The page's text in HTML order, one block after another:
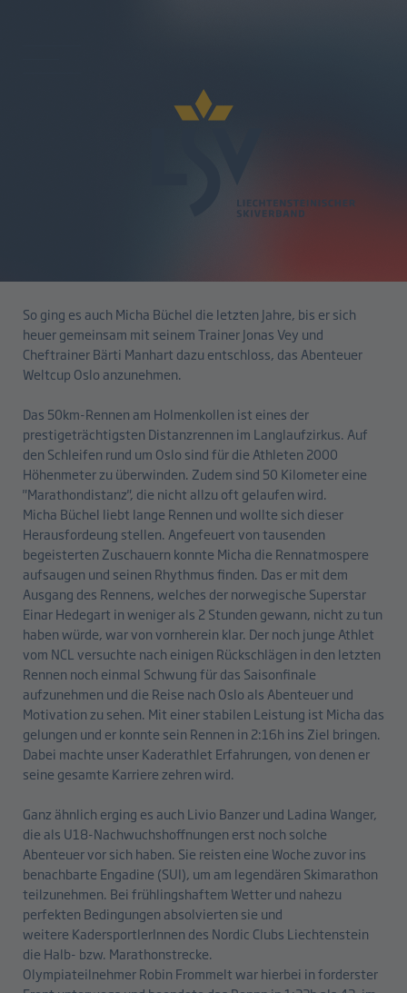
als Langläufer erleben!
So ging es auch Micha Büchel die letzten Jahre, bis er sich
heuer gemeinsam mit seinem Trainer Jonas Vey und
Cheftrainer Bärti Manhart dazu entschloss, das Abenteuer
Weltcup Oslo anzunehmen.
Das 50km-Rennen am Holmenkollen ist eines der
prestigeträchtigsten Distanzrennen im Langlaufzirkus. Auf
den Schleifen rund um Oslo sind für die Athleten 2000
Höhenmeter zu überwinden. Zudem sind 50 Kilometer eine
"Marathondistanz", die nicht allzu oft gelaufen wird.
Micha Büchel liebt lange Rennen und wollte sich dieser
Herausfordeung stellen. Angefeuert von tausenden
begeisterten Zuschauern konnte Micha die Rennatmospere
aufsaugen und seinen Rhythmus finden. Das er mit dem
Ausgang des Rennens, welches der norwegische Superstar
Einar Hedegart in weniger als 2 Stunden gewann, nicht zu tun
haben würde, war von vornherein klar. Der noch junge Athlet
vom NCL versuchte nach einigen Rückschlägen in den letzten
Rennen noch einmal Schwung für das Saisonfinale
aufzunehmen und die Reise nach Oslo als Abenteuer und
Motivation zu sehen. Mit einer stabilen Leistung ist Micha das
gelungen und er konnte sein Rennen in 2:16h ins Ziel bringen.
Dabei machte unser Kaderathlet Erfahrungen, von denen er
seine gesamte Karriere zehren wird.
Ganz ähnlich erging es auch Livio Banzer und Ladina Wanger,
die als U18-Nachwuchshoffnungen erst noch solche
Abenteuer vor sich haben. Sie reisten eine Woche zuvor ins
benachbarte Engadine (SUI), um am legendären Skimarathon
teilzunehmen. Bei frühlingshaftem Wetter und nahezu
perfekten Bedingungen absolvierten sie und
weitere KadersportlerInnen des Nordic Clubs Liechtenstein
die Halb- bzw. Marathonstrecke.
Olympiateilnehmer Robin Frommelt war hierbei in forderster